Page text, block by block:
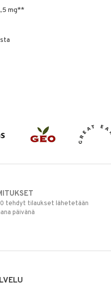
mg**
tehdyt tilaukset lähetetään
päivänä